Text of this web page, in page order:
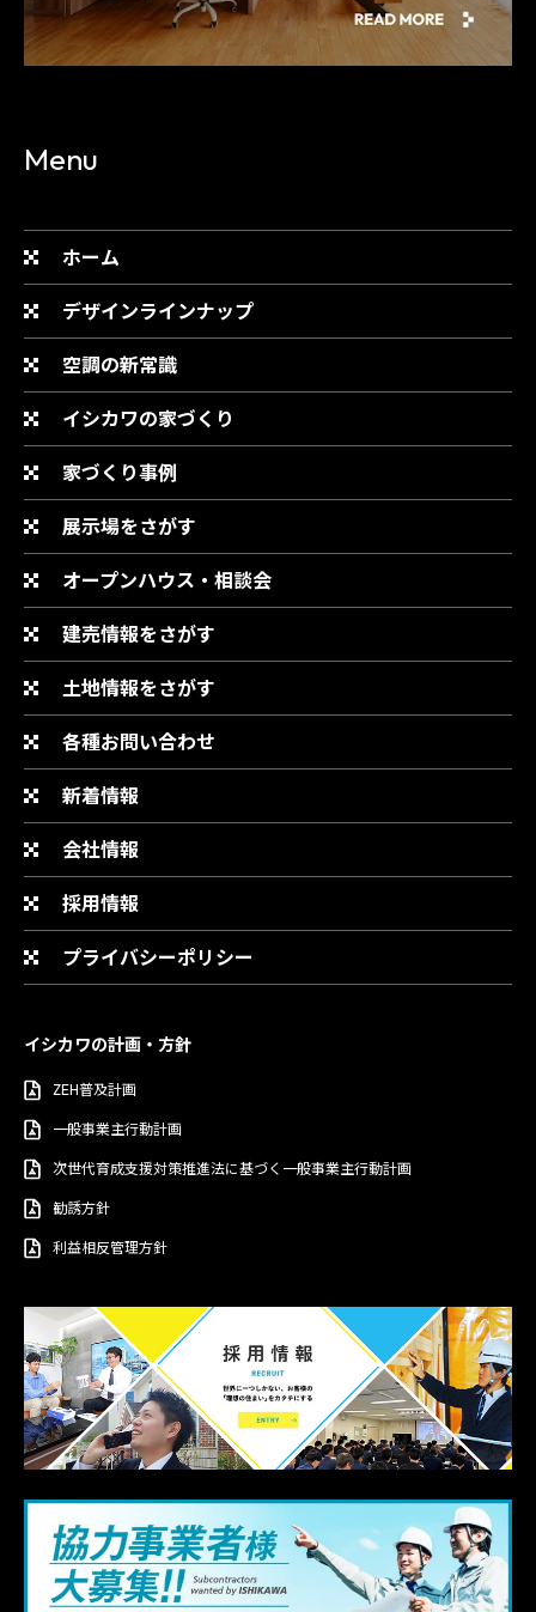
Menu
ホーム
デザインラインナップ
空調の新常識
イシカワの家づくり
家づくり事例
展示場をさがす
オープンハウス・相談会
建売情報をさがす
土地情報をさがす
各種お問い合わせ
新着情報
会社情報
採用情報
プライバシーポリシー
イシカワの計画・方針
ZEH普及計画
一般事業主行動計画
次世代育成支援対策推進法に基づく一般事業主行動計画
勧誘方針
利益相反管理方針